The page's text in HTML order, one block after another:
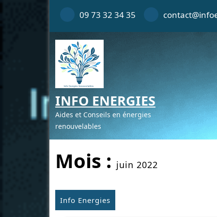
09 73 32 34 35
INFO ENERGIES
Aides et Conseils en énergies
renouvelables
Mois : juin 2022
Info Energies